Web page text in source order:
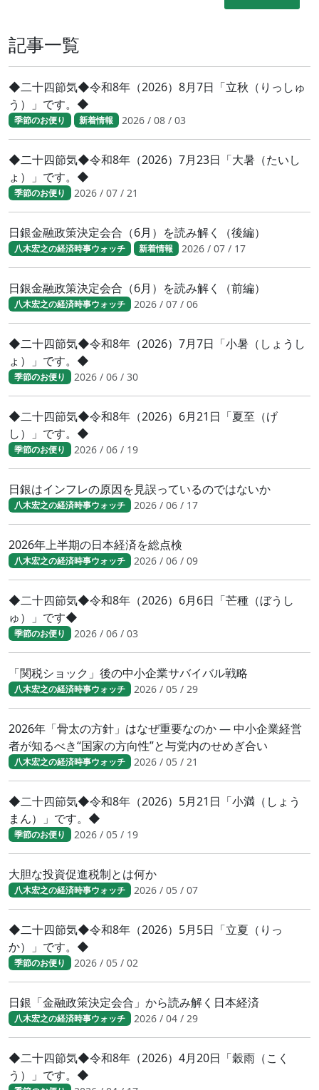
記事一覧
◆二十四節気◆令和8年（2026）8月7日「立秋（りっしゅ
う）」です。◆
季節のお便り 新着情報 2026 / 08 / 03
◆二十四節気◆令和8年（2026）7月23日「大暑（たいし
ょ）」です。◆
季節のお便り 2026 / 07 / 21
日銀金融政策決定会合（6月）を読み解く（後編）
八木宏之の経済時事ウォッチ 新着情報 2026 / 07 / 17
日銀金融政策決定会合（6月）を読み解く（前編）
八木宏之の経済時事ウォッチ 2026 / 07 / 06
◆二十四節気◆令和8年（2026）7月7日「小暑（しょうし
ょ）」です。◆
季節のお便り 2026 / 06 / 30
◆二十四節気◆令和8年（2026）6月21日「夏至（げ
し）」です。◆
季節のお便り 2026 / 06 / 19
日銀はインフレの原因を見誤っているのではないか
八木宏之の経済時事ウォッチ 2026 / 06 / 17
2026年上半期の日本経済を総点検
八木宏之の経済時事ウォッチ 2026 / 06 / 09
◆二十四節気◆令和8年（2026）6月6日「芒種（ぼうし
ゅ）」です◆
季節のお便り 2026 / 06 / 03
「関税ショック」後の中小企業サバイバル戦略
八木宏之の経済時事ウォッチ 2026 / 05 / 29
2026年「骨太の方針」はなぜ重要なのか ― 中小企業経営
者が知るべき“国家の方向性”と与党内のせめぎ合い
八木宏之の経済時事ウォッチ 2026 / 05 / 21
◆二十四節気◆令和8年（2026）5月21日「小満（しょう
まん）」です。◆
季節のお便り 2026 / 05 / 19
大胆な投資促進税制とは何か
八木宏之の経済時事ウォッチ 2026 / 05 / 07
◆二十四節気◆令和8年（2026）5月5日「立夏（りっ
か）」です。◆
季節のお便り 2026 / 05 / 02
日銀「金融政策決定会合」から読み解く日本経済
八木宏之の経済時事ウォッチ 2026 / 04 / 29
◆二十四節気◆令和8年（2026）4月20日「穀雨（こく
う）」です。◆